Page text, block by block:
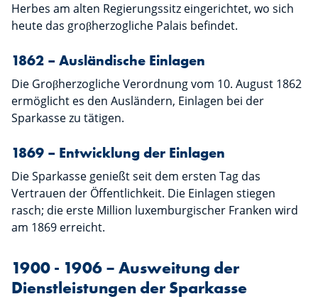
Herbes am alten Regierungssitz eingerichtet, wo sich
heute das groβherzogliche Palais befindet.
1862 – Ausländische Einlagen
Die Groβherzogliche Verordnung vom 10. August 1862
ermöglicht es den Ausländern, Einlagen bei der
Sparkasse zu tätigen.
1869 – Entwicklung der Einlagen
Die Sparkasse genießt seit dem ersten Tag das
Vertrauen der Öffentlichkeit. Die Einlagen stiegen
rasch; die erste Million luxemburgischer Franken wird
am 1869 erreicht.
1900 - 1906 – Ausweitung der
Dienstleistungen der Sparkasse